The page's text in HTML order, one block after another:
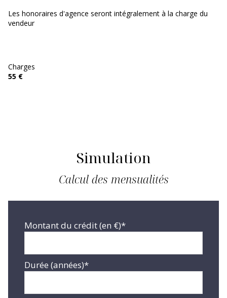
Les honoraires d'agence seront intégralement à la charge du
vendeur
Charges
55 €
Simulation
Calcul des mensualités
Montant du crédit (en €)*
Durée (années)*